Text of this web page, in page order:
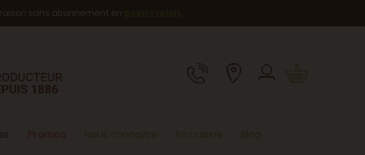
sans abonnement en .
Nous connaître En cuisine Blog